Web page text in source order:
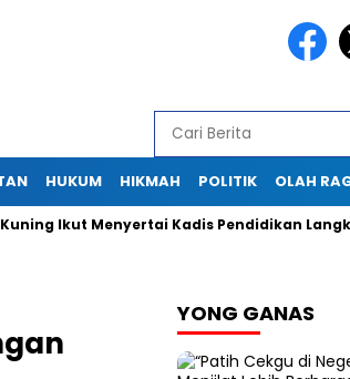
HUKUM HIKMAH POLITIK OLAH
Menyertai Kadis Pendidikan Langkat Saat
YONG GANAS